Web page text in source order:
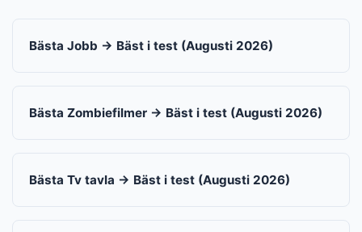
Bästa Jobb → Bäst i test (Augusti 2026)
Bästa Zombiefilmer → Bäst i test (Augusti 2026)
Bästa Tv tavla → Bäst i test (Augusti 2026)